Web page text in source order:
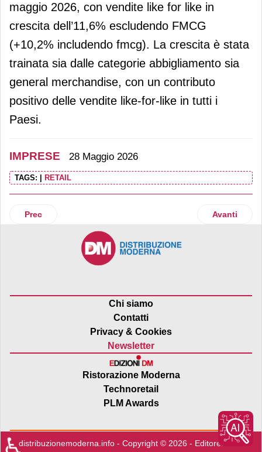
maggio 2026, con vendite like for like in
crescita dell’11,6% escludendo FMCG
(+10,2% includendo fmcg). La crescita è stata
trainata sia dalle categorie abbigliamento sia
general merchandise, con un contributo
positivo delle vendite like-for-like in tutti i
Paesi.
IMPRESE 28 Maggio 2026
TAGS: RETAIL
Articolo precedente: Jysk Italia rafforza la presenza nel
Prec Articolo
Avanti
Chi siamo
Contatti
Privacy & Cookies
Newsletter
Ristorazione Moderna
Technoretail
PLM Awards
distribuzionemoderna.info - Copyright © 2026 - Editore:Edra